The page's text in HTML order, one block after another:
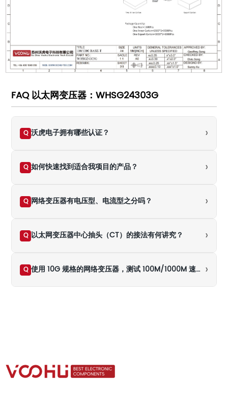
FAQ 以太网变压器：WHSG24303G
Q 沃虎电子拥有哪些认证？ ›
Q 如何快速找到适合我项目的产品？ ›
Q 网络变压器有电压型、电流型之分吗？ ›
Q 以太网变压器中心抽头（CT）的接法有何讲究？ ›
Q 使用 10G 规格的网络变压器，测试 100M/1000M 速率下的百米传输时结果不通过（NG），是什么原因导致的？ ›